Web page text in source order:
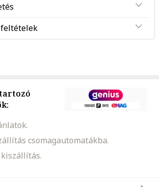
csomagautomatákba.